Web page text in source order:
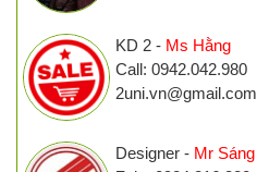
KD 2 - Ms Hằng
Call: 0942.042.980
2uni.vn@gmail.com
Designer - Mr Sáng